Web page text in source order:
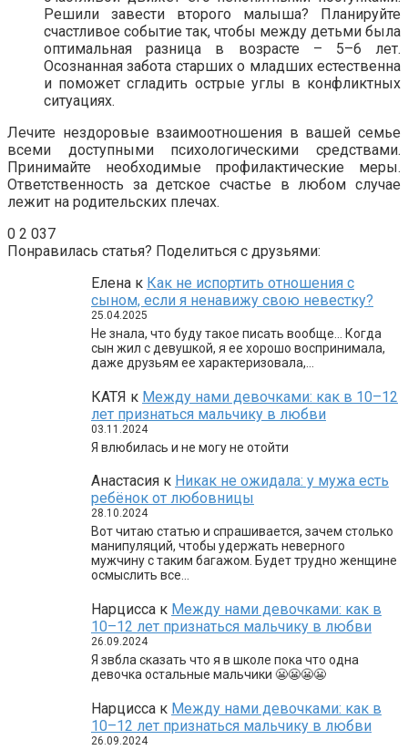
Решили завести второго малыша? Планируйте
счастливое событие так, чтобы между детьми была
оптимальная разница в возрасте – 5–6 лет.
Осознанная забота старших о младших естественна
и поможет сгладить острые углы в конфликтных
ситуациях.
Лечите нездоровые взаимоотношения в вашей семье
всеми доступными психологическими средствами.
Принимайте необходимые профилактические меры.
Ответственность за детское счастье в любом случае
лежит на родительских плечах.
0 2 037
Понравилась статья? Поделиться с друзьями:
Елена к Как не испортить отношения с
сыном, если я ненавижу свою невестку?
25.04.2025
Не знала, что буду такое писать вообще… Когда
сын жил с девушкой, я ее хорошо воспринимала,
даже друзьям ее характеризовала,…
КАТЯ к Между нами девочками: как в 10–12
лет признаться мальчику в любви
03.11.2024
Я влюбилась и не могу не отойти
Анастасия к Никак не ожидала: у мужа есть
ребёнок от любовницы
28.10.2024
Вот читаю статью и спрашивается, зачем столько
манипуляций, чтобы удержать неверного
мужчину с таким багажом. Будет трудно женщине
осмыслить все…
Нарцисса к Между нами девочками: как в
10–12 лет признаться мальчику в любви
26.09.2024
Я звбла сказать что я в школе пока что одна
девочка остальные мальчики 😬😬😬😬
Нарцисса к Между нами девочками: как в
10–12 лет признаться мальчику в любви
26.09.2024